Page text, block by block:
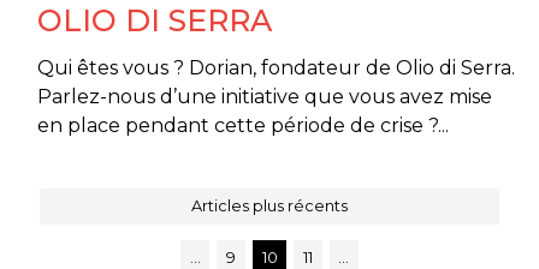
OLIO DI SERRA
Qui êtes vous ? Dorian, fondateur de Olio di Serra.
Parlez-nous d’une initiative que vous avez mise
en place pendant cette période de crise ?...
Articles plus récents
9 10 11